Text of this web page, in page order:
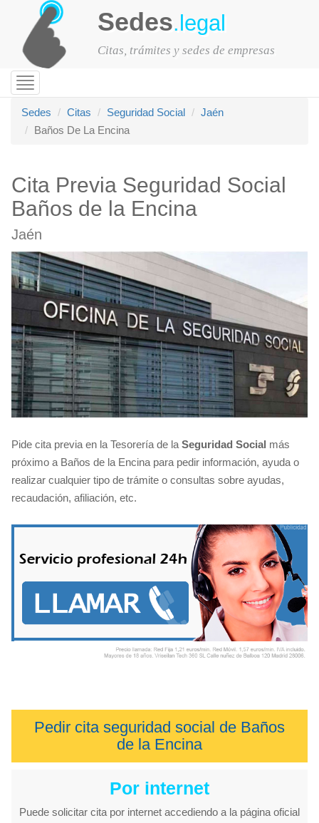
Sedes.legal
Citas, trámites y sedes de empresas
Toggle
navigation
Sedes
Citas Seguridad Social
Jaén
Baños De La Encina
Cita Previa Seguridad Social
Baños de la Encina
Jaén
Pide cita previa en la Tesorería de la Seguridad Social más
próximo a Baños de la Encina para pedir información, ayuda o
realizar cualquier tipo de trámite o consultas sobre ayudas,
recaudación, afiliación, etc.
Pedir cita seguridad social de Baños
de la Encina
Por internet
Puede solicitar cita por internet accediendo a la página oficial